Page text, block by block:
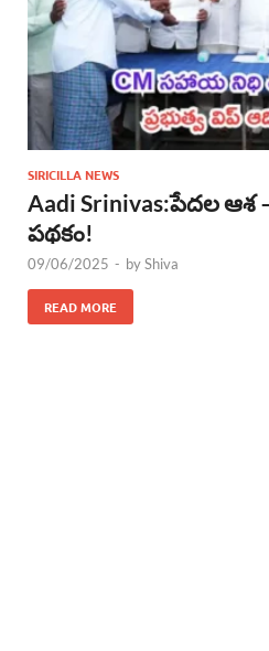
SIRICILLA NEWS
Aadi Srinivas:పేదల
పథకం!
09/06/2025 - byShiva
READ MORE